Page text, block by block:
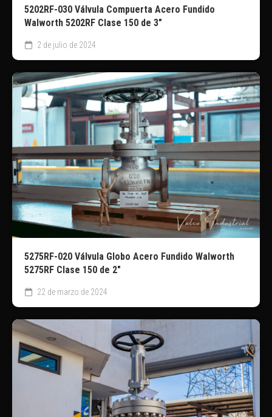
5202RF-030 Válvula Compuerta Acero Fundido
Walworth 5202RF Clase 150 de 3″
2 de julio de 2024
5275RF-020 Válvula Globo Acero Fundido Walworth
5275RF Clase 150 de 2″
22 de marzo de 2024